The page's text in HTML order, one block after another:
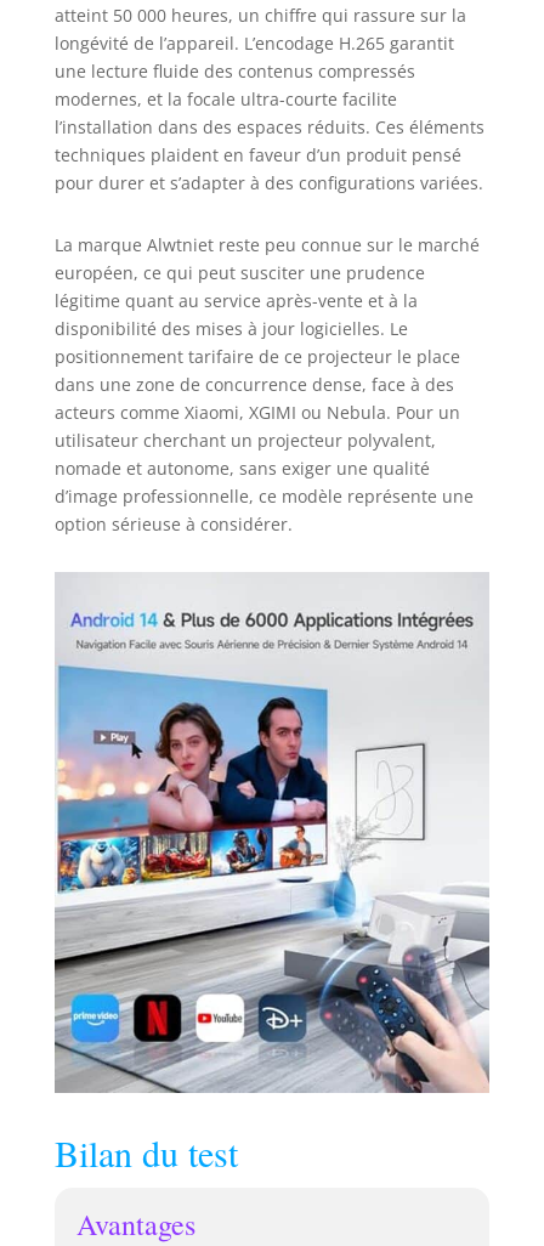
atteint 50 000 heures, un chiffre qui rassure sur la
longévité de l’appareil. L’encodage H.265 garantit
une lecture fluide des contenus compressés
modernes, et la focale ultra-courte facilite
l’installation dans des espaces réduits. Ces éléments
techniques plaident en faveur d’un produit pensé
pour durer et s’adapter à des configurations variées.
La marque Alwtniet reste peu connue sur le marché
européen, ce qui peut susciter une prudence
légitime quant au service après-vente et à la
disponibilité des mises à jour logicielles. Le
positionnement tarifaire de ce projecteur le place
dans une zone de concurrence dense, face à des
acteurs comme Xiaomi, XGIMI ou Nebula. Pour un
utilisateur cherchant un projecteur polyvalent,
nomade et autonome, sans exiger une qualité
d’image professionnelle, ce modèle représente une
option sérieuse à considérer.
Bilan du test
Avantages